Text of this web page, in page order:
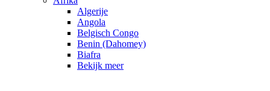
Algerije
Angola
Belgisch Congo
Benin (Dahomey)
Biafra
Bekijk meer